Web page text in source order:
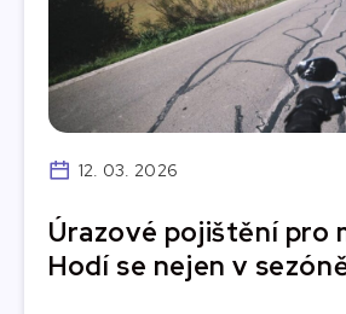
12. 03. 2026
Úrazové pojištění pro
Hodí se nejen v